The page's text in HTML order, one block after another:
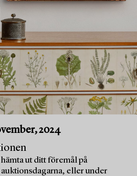
2024
ut ditt föremål på
eller under